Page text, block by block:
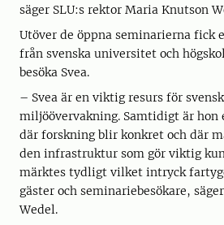
säger SLU:s rektor Maria Knutson
Utöver de öppna seminarierna
från svenska universitet och
besöka Svea.
– Svea är en viktig resurs för
miljöövervakning. Samtidigt är hon
där forskning blir konkret och där
den infrastruktur som gör viktig
märktes tydligt vilket intryck
gäster och seminariebesökare,
Wedel.